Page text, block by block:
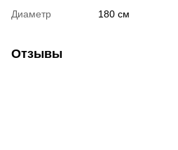
Диаметр
180 см
Отзывы